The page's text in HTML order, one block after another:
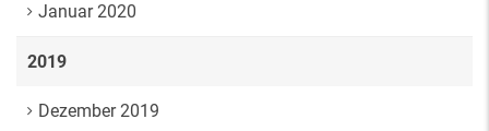
Januar 2020
2019
Dezember 2019